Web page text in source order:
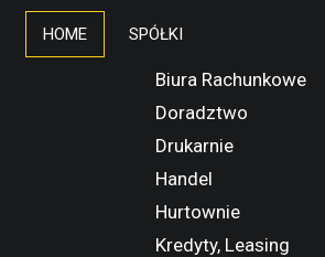
HOME SPÓŁKI
Biura Rachunkowe
Doradztwo
Drukarnie
Handel
Hurtownie
Kredyty, Leasing